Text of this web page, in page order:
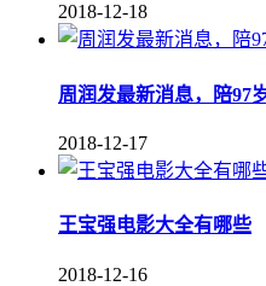
2018-12-18
周润发最新消息，陪97
2018-12-17
王宝强电影大全有哪些
2018-12-16